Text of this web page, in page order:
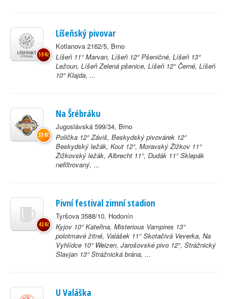
Líšeňský pivovar
Kotlanova 2162/5, Brno
Líšeň 11° Marvan, Líšeň 12° Pšeničné, Líšeň 13°
Ležoun, Líšeň Zelená pšenice, Líšeň 12° Černé, Líšeň
10° Klajda, ...
59 Kč
Na Šrébráku
Jugoslávská 599/34, Brno
Polička 12° Záviš, Beskydský pivovárek 12°
Beskydský ležák, Kout 12°, Moravský Žižkov 11°
Žižkovský ležák, Albrecht 11°, Dudák 11° Sklepák
nefiltrovaný, ...
33 Kč
Pivní festival zimní stadion
Tyršova 3588/10, Hodonín
Kyjov 10° Kateřina, Misterious Vampires 13°
polotmavé žitné, Valášek 11° Skotačivá Veverka, Na
Vyhlídce 10° Weizen, Jarošovské pivo 12°, Strážnický
Slavjan 13° Strážnická brána, ...
42 Kč
U Valáška